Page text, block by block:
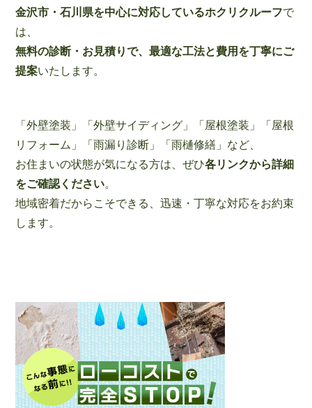
金沢市・石川県を中心に対応しているホクリクルーフで
は、
無料の診断・お見積りで、最適な工法と費用を丁寧にご
提案いたします。
「外壁塗装」「外壁サイディング」「屋根塗装」「屋根
リフォーム」「雨漏り診断」「雨樋修繕」など、
お住まいの状態が気になる方は、ぜひ各リンクから詳細
をご確認ください。
地域密着だからこそできる、迅速・丁寧な対応をお約束
します。